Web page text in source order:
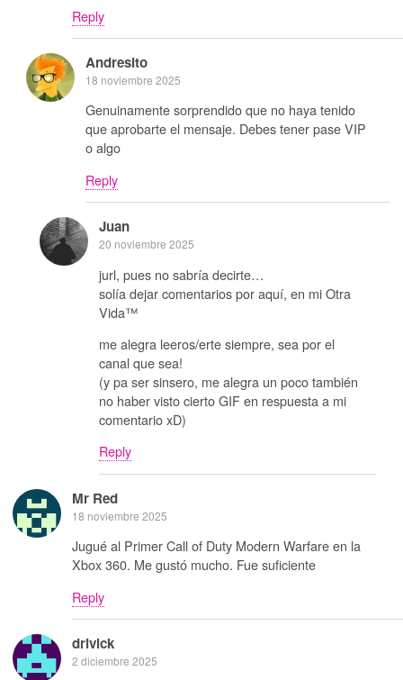
Reply
Andresito
18 noviembre 2025
Genuinamente sorprendido que no haya tenido
que aprobarte el mensaje. Debes tener pase VIP
o algo
Reply
Juan
20 noviembre 2025
jurl, pues no sabría decirte…
solía dejar comentarios por aquí, en mi Otra
Vida™️
me alegra leeros/erte siempre, sea por el
canal que sea!
(y pa ser sinsero, me alegra un poco también
no haber visto cierto GIF en respuesta a mi
comentario xD)
Reply
Mr Red
18 noviembre 2025
Jugué al Primer Call of Duty Modern Warfare en la
Xbox 360. Me gustó mucho. Fue suficiente
Reply
drivick
2 diciembre 2025